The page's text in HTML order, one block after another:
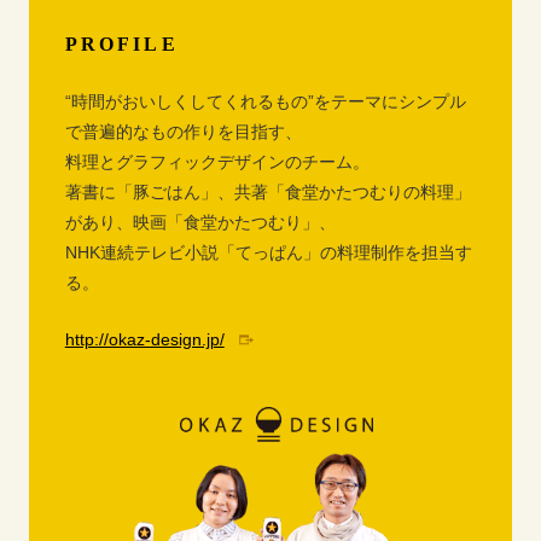
PROFILE
“時間がおいしくしてくれるもの”をテーマにシンプル
で普遍的なもの作りを目指す、
料理とグラフィックデザインのチーム。
著書に「豚ごはん」、共著「食堂かたつむりの料理」
があり、映画「食堂かたつむり」、
NHK連続テレビ小説「てっぱん」の料理制作を担当す
る。
http://okaz-design.jp/